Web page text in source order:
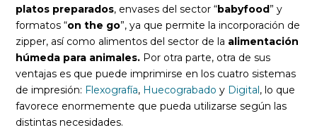
platos preparados, envases del sector “babyfood” y
formatos “on the go”, ya que permite la incorporación de
zipper, así como alimentos del sector de la alimentación
húmeda para animales. Por otra parte, otra de sus
ventajas es que puede imprimirse en los cuatro sistemas
de impresión: Flexografía, Huecograbado y Digital, lo que
favorece enormemente que pueda utilizarse según las
distintas necesidades.